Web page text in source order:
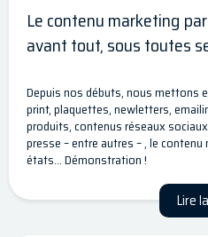
Le contenu marketing
avant tout, sous toutes
Depuis nos débuts, nous mettons
print, plaquettes, newletters,
produits, contenus réseaux
presse – entre autres – , le
états… Démonstration !
Lire